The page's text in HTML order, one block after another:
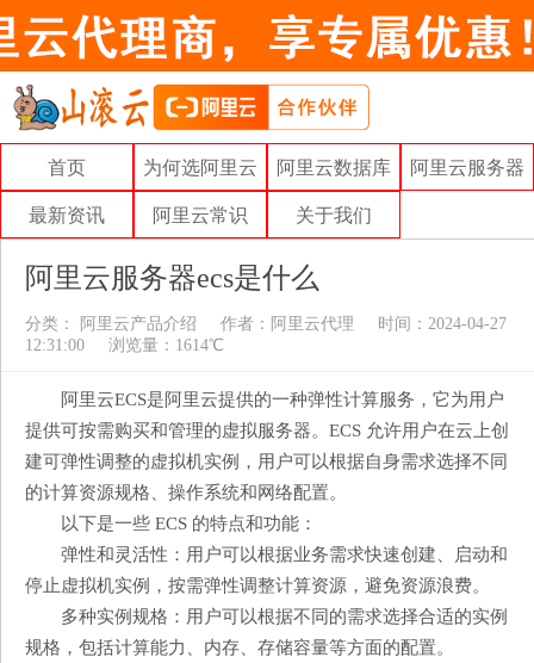
首页 为何选阿里云 阿里云数据库 阿里云服务器
最新资讯 阿里云常识 关于我们
阿里云服务器ecs是什么
分类： 阿里云产品介绍 作者： 阿里云代理
时间：2024-04-27
12:31:00
浏览量：1614℃
阿里云ECS是阿里云提供的一种弹性计算服务，它为用户
提供可按需购买和管理的虚拟服务器。ECS 允许用户在云上创
建可弹性调整的虚拟机实例，用户可以根据自身需求选择不同
的计算资源规格、操作系统和网络配置。
以下是一些 ECS 的特点和功能：
弹性和灵活性：用户可以根据业务需求快速创建、启动和
停止虚拟机实例，按需弹性调整计算资源，避免资源浪费。
多种实例规格：用户可以根据不同的需求选择合适的实例
规格，包括计算能力、内存、存储容量等方面的配置。